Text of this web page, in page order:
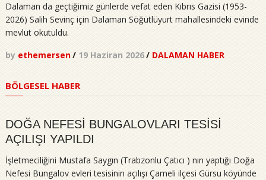
Dalaman da geçtiğimiz günlerde vefat eden Kıbrıs Gazisi (1953-
2026) Salih Sevinç için Dalaman Söğütlüyurt mahallesindeki evinde
mevlüt okutuldu.
by ethemersen/ 19 Haziran 2026/ DALAMAN HABER
BÖLGESEL HABER
DOĞA NEFESİ BUNGALOVLARI TESİSİ
AÇILIŞI YAPILDI
İşletmeciliğini Mustafa Saygın (Trabzonlu Çatıcı ) nın yaptığı Doğa
Nefesi Bungalov evleri tesisinin açılışı Çameli ilçesi Gürsu köyünde